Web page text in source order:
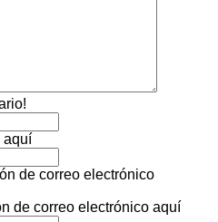
aquí
de correo electrónico
de correo electrónico aquí